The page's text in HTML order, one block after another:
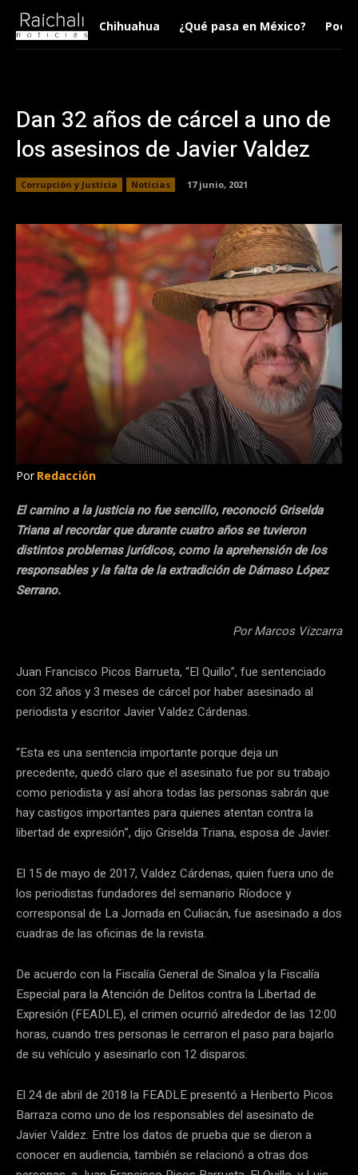
Chihuahua ¿Qué pasa en México?
Dan 32 años de cárcel a uno de
los asesinos de Javier Valdez
Corrupción y Justicia Noticias 17 junio, 2021
Por Redacción
El camino a la justicia no fue sencillo, reconoció Griselda
Triana al recordar que durante cuatro años se tuvieron
distintos problemas jurídicos, como la aprehensión de los
responsables y la falta de la extradición de Dámaso López
Serrano.
Por Marcos Vizcarra
Juan Francisco Picos Barrueta, “El Quillo”, fue sentenciado
con 32 años y 3 meses de cárcel por haber asesinado al
periodista y escritor Javier Valdez Cárdenas.
“Esta es una sentencia importante porque deja un
precedente, quedó claro que el asesinato fue por su trabajo
como periodista y así ahora todas las personas sabrán que
hay castigos importantes para quienes atentan contra la
libertad de expresión”, dijo Griselda Triana, esposa de Javier.
El 15 de mayo de 2017, Valdez Cárdenas, quien fuera uno de
los periodistas fundadores del semanario Ríodoce y
corresponsal de La Jornada en Culiacán, fue asesinado a dos
cuadras de las oficinas de la revista.
De acuerdo con la Fiscalía General de Sinaloa y la Fiscalía
Especial para la Atención de Delitos contra la Libertad de
Expresión (FEADLE), el crimen ocurrió alrededor de las 12:00
horas, cuando tres personas le cerraron el paso para bajarlo
de su vehículo y asesinarlo con 12 disparos.
El 24 de abril de 2018 la FEADLE presentó a Heriberto Picos
Barraza como uno de los responsables del asesinato de
Javier Valdez. Entre los datos de prueba que se dieron a
conocer en audiencia, también se relacionó a otras dos